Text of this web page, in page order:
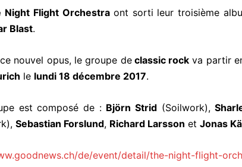
Flight Orchestra ont sorti leur troisième
Blast.
nouvel opus, le groupe declassic rock va partir
le lundi 18 décembre 2017.
est composé de : Björn Strid (Soilwork),
Sebastian Forslund, Richard Larsson et Jonas
de/event/detail/the-night-flight-